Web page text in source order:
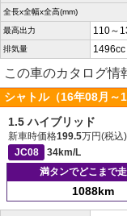
全長x全幅x全高(mm)
最高出力 110～
排気量 1496cc
この車のカタログ情
シャトル（16年08月～
1.5 ハイブリッド
新車時価格199.5万円(税込)
JC08
34km/L
満タンでどこまで
1088km